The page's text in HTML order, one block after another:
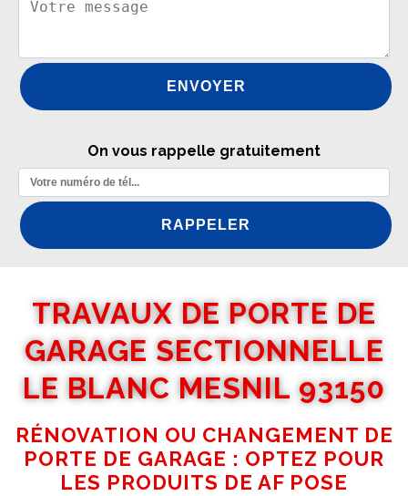
On vous rappelle gratuitement
TRAVAUX DE PORTE DE
GARAGE SECTIONNELLE
LE BLANC MESNIL 93150
RÉNOVATION OU CHANGEMENT DE
PORTE DE GARAGE : OPTEZ POUR
LES PRODUITS DE AF POSE